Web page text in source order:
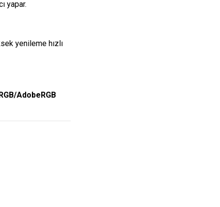
yapar.
yenileme hızlı
AdobeRGB